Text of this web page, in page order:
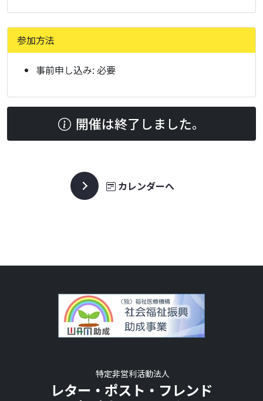
参加方法
事前申し込み: 必要
開催は終了しました。
カレンダーへ
特定非営利活動法人
レター・ポスト・フレンド